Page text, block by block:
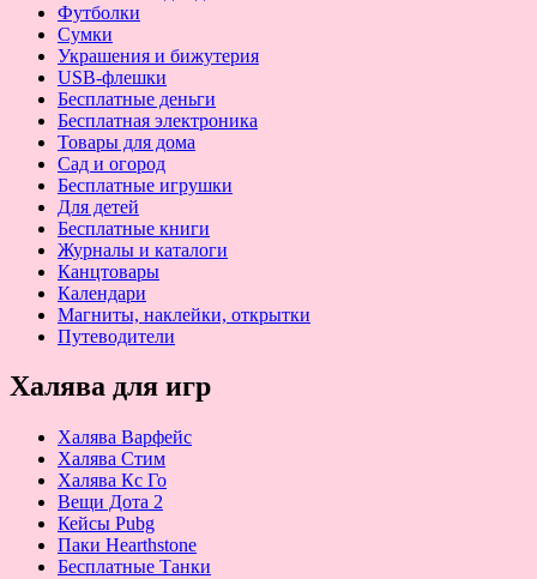
Футболки
Сумки
Украшения и бижутерия
USB-флешки
Бесплатные деньги
Бесплатная электроника
Товары для дома
Сад и огород
Бесплатные игрушки
Для детей
Бесплатные книги
Журналы и каталоги
Канцтовары
Календари
Магниты, наклейки, открытки
Путеводители
Халява для игр
Халява Варфейс
Халява Стим
Халява Кс Го
Вещи Дота 2
Кейсы Pubg
Паки Hearthstone
Бесплатные Танки